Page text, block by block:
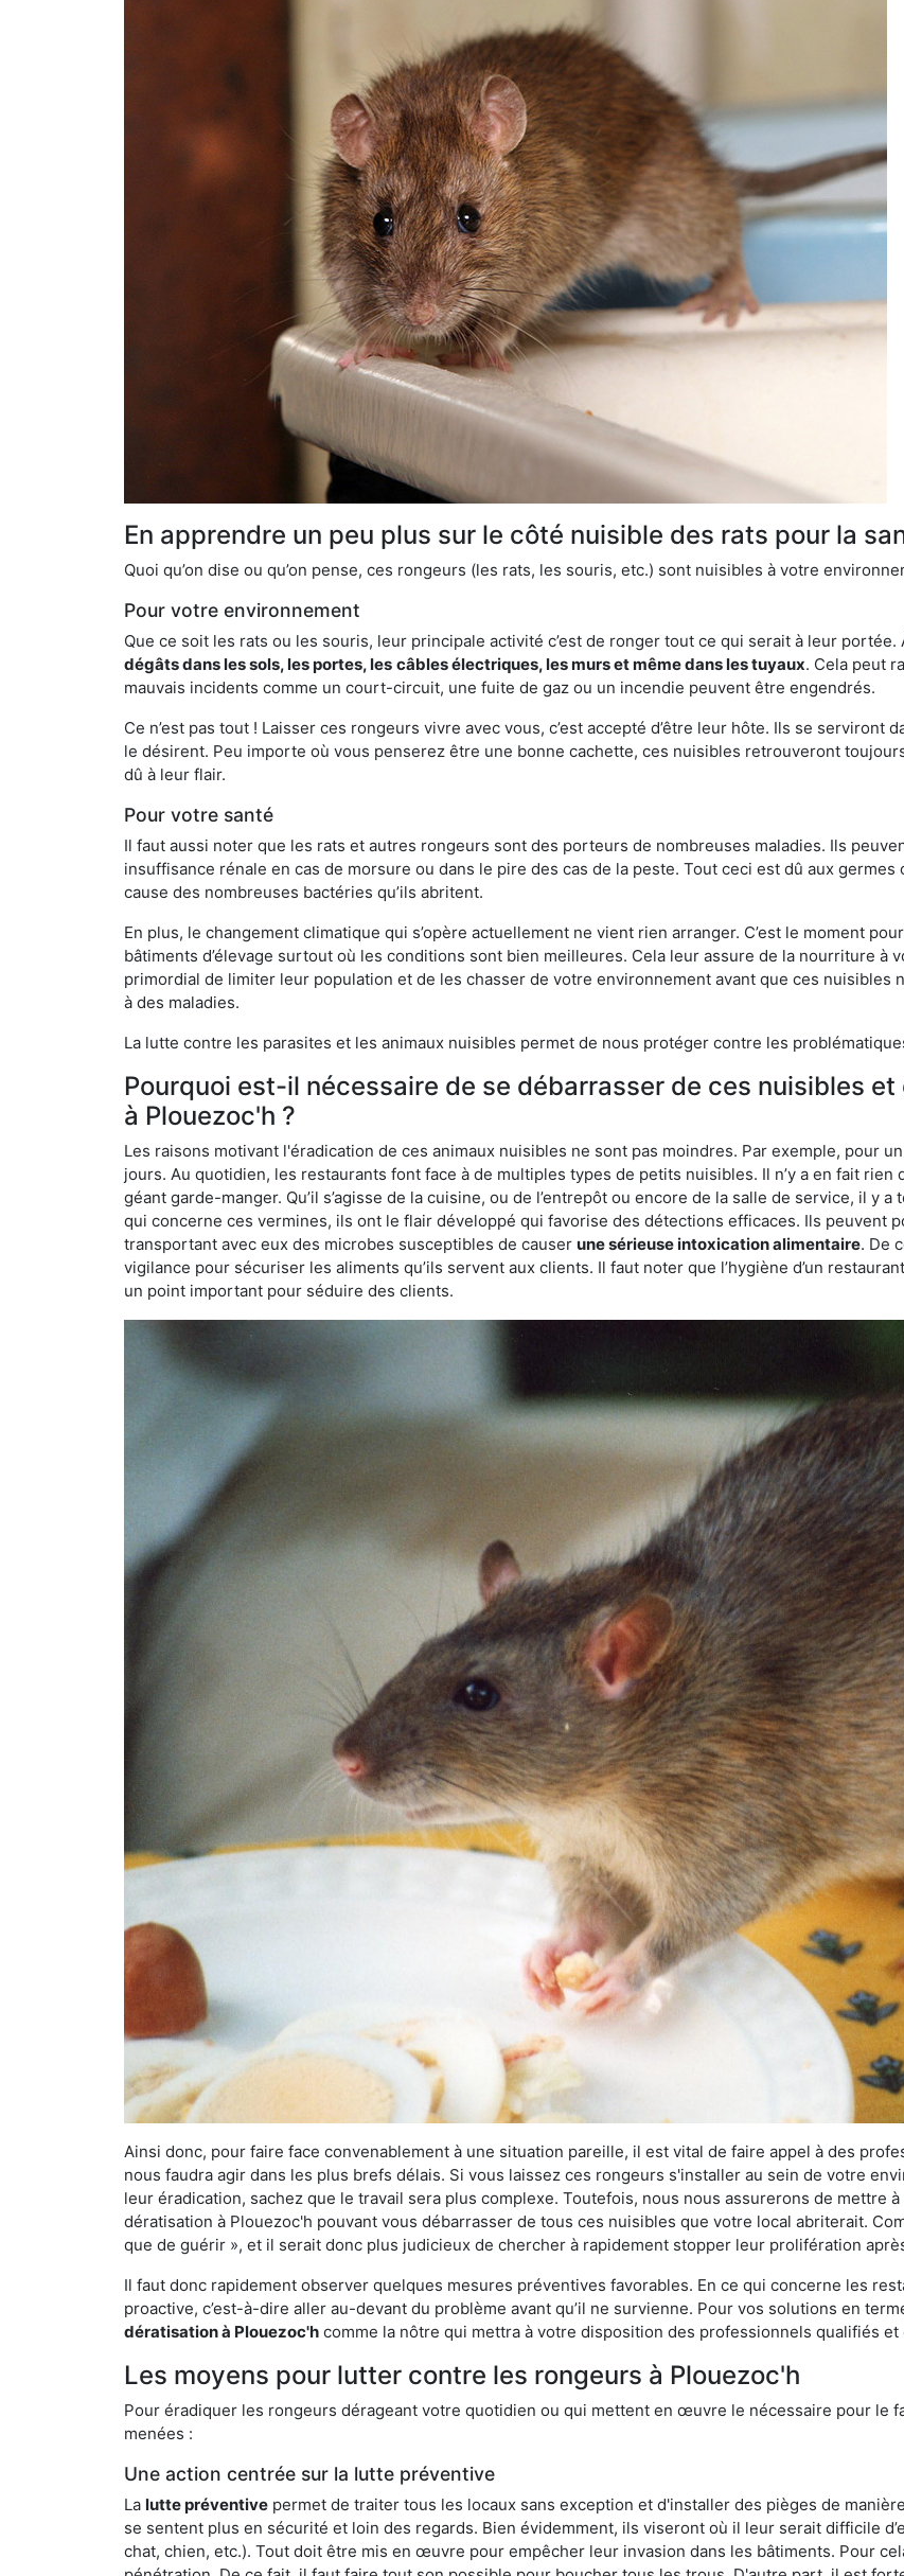
En apprendre un peu plus sur le côté nuisible des rats pour la
Quoi qu’on dise ou qu’on pense, ces rongeurs (les rats, les souris, etc.) sont nuisibles à votre
Pour votre environnement
Que ce soit les rats ou les souris, leur principale activité c’est de ronger tout ce qui serait à leur portée.
dégâts dans les sols, les portes, les câbles électriques, les murs et même dans les tuyaux. Cela peut
mauvais incidents comme un court-circuit, une fuite de gaz ou un incendie peuvent être engendrés.
Ce n’est pas tout ! Laisser ces rongeurs vivre avec vous, c’est accepté d’être leur hôte. Ils se serviront
le désirent. Peu importe où vous penserez être une bonne cachette, ces nuisibles retrouveront
dû à leur flair.
Pour votre santé
Il faut aussi noter que les rats et autres rongeurs sont des porteurs de nombreuses maladies. Ils
insuffisance rénale en cas de morsure ou dans le pire des cas de la peste. Tout ceci est dû aux
cause des nombreuses bactéries qu’ils abritent.
En plus, le changement climatique qui s’opère actuellement ne vient rien arranger. C’est le moment
bâtiments d’élevage surtout où les conditions sont bien meilleures. Cela leur assure de la nourriture à
primordial de limiter leur population et de les chasser de votre environnement avant que ces nuisibles
à des maladies.
La lutte contre les parasites et les animaux nuisibles permet de nous protéger contre les
Pourquoi est-il nécessaire de se débarrasser de ces nuisibles
à Plouezoc'h ?
Les raisons motivant l'éradication de ces animaux nuisibles ne sont pas moindres. Par exemple, pour
jours. Au quotidien, les restaurants font face à de multiples types de petits nuisibles. Il n’y a en fait rien
géant garde-manger. Qu’il s’agisse de la cuisine, ou de l’entrepôt ou encore de la salle de service, il y
qui concerne ces vermines, ils ont le flair développé qui favorise des détections efficaces. Ils peuvent
transportant avec eux des microbes susceptibles de causer une sérieuse intoxication alimentaire. De
vigilance pour sécuriser les aliments qu’ils servent aux clients. Il faut noter que l’hygiène d’un
un point important pour séduire des clients.
Ainsi donc, pour faire face convenablement à une situation pareille, il est vital de faire appel à des
nous faudra agir dans les plus brefs délais. Si vous laissez ces rongeurs s'installer au sein de votre
leur éradication, sachez que le travail sera plus complexe. Toutefois, nous nous assurerons de mettre
dératisation à Plouezoc'h pouvant vous débarrasser de tous ces nuisibles que votre local abriterait.
que de guérir », et il serait donc plus judicieux de chercher à rapidement stopper leur prolifération
Il faut donc rapidement observer quelques mesures préventives favorables. En ce qui concerne les
proactive, c’est-à-dire aller au-devant du problème avant qu’il ne survienne. Pour vos solutions en
dératisation à Plouezoc'h comme la nôtre qui mettra à votre disposition des professionnels qualifiés
Les moyens pour lutter contre les rongeurs à Plouezoc'h
Pour éradiquer les rongeurs dérageant votre quotidien ou qui mettent en œuvre le nécessaire pour le
menées :
Une action centrée sur la lutte préventive
La lutte préventive permet de traiter tous les locaux sans exception et d'installer des pièges de
se sentent plus en sécurité et loin des regards. Bien évidemment, ils viseront où il leur serait difficile
chat, chien, etc.). Tout doit être mis en œuvre pour empêcher leur invasion dans les bâtiments. Pour